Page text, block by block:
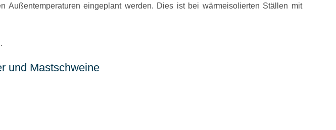
Außentemperaturen eingeplant werden. Dies ist bei wärmeisolierten Ställen mit
und Mastschweine